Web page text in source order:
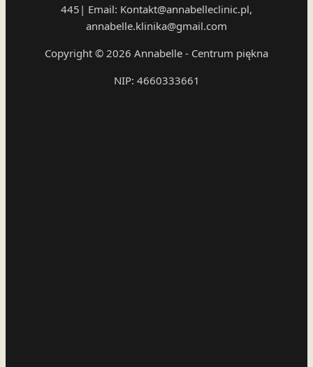
445| Email: Kontakt@annabelleclinic.pl,
annabelle.klinika@gmail.com
Copyright © 2026 Annabelle - Centrum piękna
NIP: 4660333661